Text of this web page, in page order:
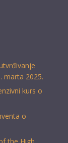
marta 2025.
kurs o
o